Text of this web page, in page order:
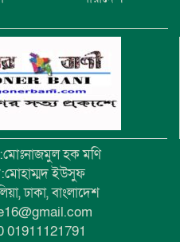
৮১তম বার্ষিক ক্রীড়া
হক মণি
ইউসুফ
ঢাকা, বাংলাদেশ
01911121791